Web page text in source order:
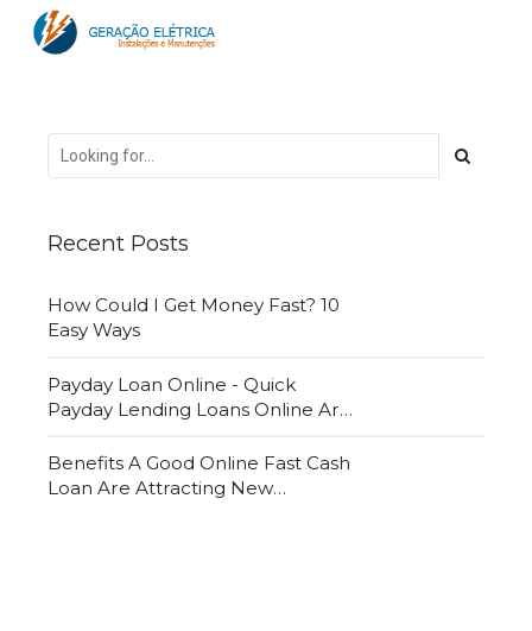
Recent Posts
How Could I Get Money Fast? 10
Easy Ways
Payday Loan Online - Quick
Payday Lending Loans Online Are
Benefits A Good Online Fast Cash
Loan Are Attracting New